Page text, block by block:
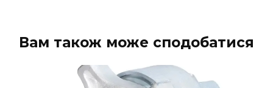
Вам також може сподобатися